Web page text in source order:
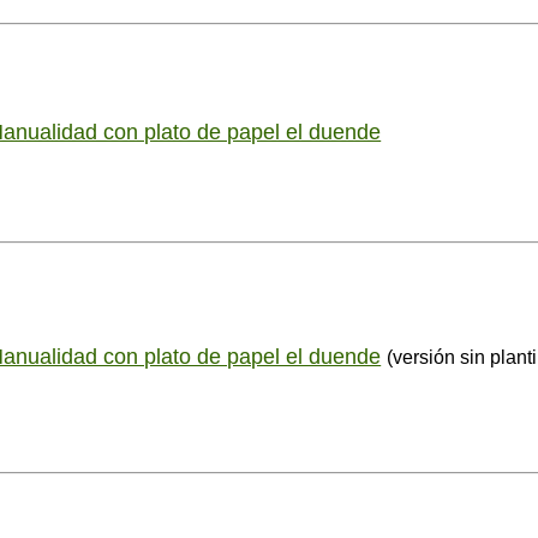
con plato de papel el duende
con plato de papel el duende (versión sin